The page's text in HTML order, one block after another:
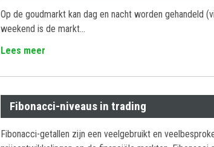
Op de goudmarkt kan dag en nacht worden gehandeld
weekend is de markt…
Lees meer
Fibonacci-niveaus in trading
Fibonacci-getallen zijn een veelgebruikt en